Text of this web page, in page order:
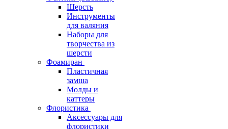
Шерсть
Инструменты
для валяния
Наборы для
творчества из
шерсти
Фоамиран
Пластичная
замша
Молды и
каттеры
Флористика
Аксессуары для
флористики